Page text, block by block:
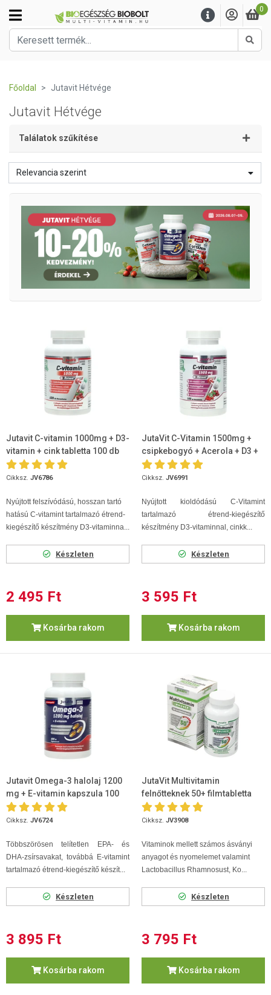
0
Főoldal Jutavit Hétvége
Jutavit Hétvége
Találatok szűkítése
Relevancia szerint
Jutavit C-vitamin 1000mg + D3-
vitamin + cink tabletta 100 db
Cikksz. JV6786
Nyújtott felszívódású, hosszan tartó
hatású C-vitamint tartalmazó étrend-
kiegészítő készítmény D3-vitaminna...
Készleten
2 495 Ft
Kosárba rakom
JutaVit C-Vitamin 1500mg +
csipkebogyó + Acerola + D3 +
Cink 100db
Cikksz. JV6991
Nyújtott kioldódású C-Vitamint
tartalmazó étrend-kiegészítő
készítmény D3-vitaminnal, cinkk...
Készleten
3 595 Ft
Kosárba rakom
Jutavit Omega-3 halolaj 1200
mg + E-vitamin kapszula 100
db
Cikksz. JV6724
Többszörösen telítetlen EPA- és
DHA-zsírsavakat, továbbá E-vitamint
tartalmazó étrend-kiegészítő készít...
Készleten
3 895 Ft
Kosárba rakom
JutaVit Multivitamin
felnőtteknek 50+ filmtabletta
100db
Cikksz. JV3908
Vitaminok mellett számos ásványi
anyagot és nyomelemet valamint
Lactobacillus Rhamnosust, Ko...
Készleten
3 795 Ft
Kosárba rakom